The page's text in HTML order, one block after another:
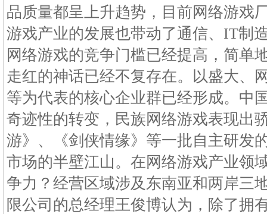
品质量都呈上升趋势，目前网络游戏
游戏产业的发展也带动了通信、IT制
网络游戏的竞争门槛已经提高，简单
走红的神话已经不复存在。以盛大、
等为代表的核心企业群已经形成。中
奇迹性的转变，民族网络游戏表现出
游》、《剑侠情缘》等一批自主研发
市场的半壁江山。在网络游戏产业领
争力？经营区域涉及东南亚和两岸三
限公司的总经理王俊博认为，除了拥